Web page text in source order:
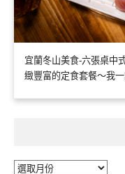
宜蘭冬山美食-六張桌中
緻豐富的定食套餐～我
彙